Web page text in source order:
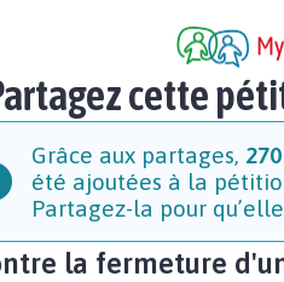
cette
Grâce aux partages, 270
été ajoutées à la
Partagez-la pour
la fermeture